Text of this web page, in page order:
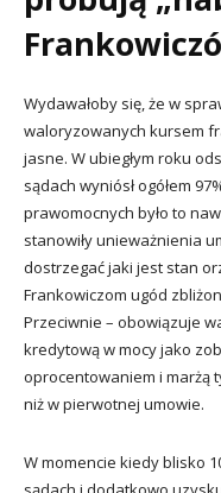
Wydawałoby się, że w
waloryzowanych kursem
jasne. W ubiegłym roku
sądach wyniósł ogółem
prawomocnych było to
stanowiły unieważnienia
dostrzegać jaki jest stan
Frankowiczom ugód
Przeciwnie – obowiązuje
kredytową w mocy jako
oprocentowaniem i marżą
niż w pierwotnej umowie.
W momencie kiedy blisko